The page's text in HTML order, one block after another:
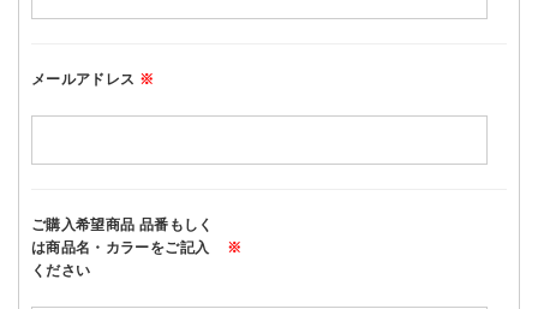
メールアドレス ※
ご購入希望商品 品番もしく
は商品名・カラーをご記入
ください
※